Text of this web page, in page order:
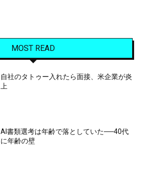
MOST READ
自社のタトゥー入れたら面接、米企業が炎
上
AI書類選考は年齢で落としていた──40代
に年齢の壁